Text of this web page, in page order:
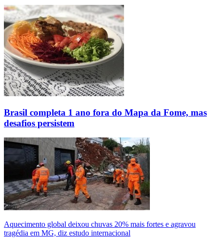
Brasil completa 1 ano fora do Mapa da Fome, mas
desafios persistem
Aquecimento global deixou chuvas 20% mais fortes e agravou
tragédia em MG, diz estudo internacional